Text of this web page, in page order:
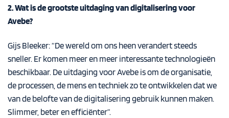
2. Wat is de grootste uitdaging van digitalisering voor
Avebe?
Gijs Bleeker: “De wereld om ons heen verandert steeds
sneller. Er komen meer en meer interessante technologieën
beschikbaar. De uitdaging voor Avebe is om de organisatie,
de processen, de mens en techniek zo te ontwikkelen dat we
van de belofte van de digitalisering gebruik kunnen maken.
Slimmer, beter en efficiënter”.